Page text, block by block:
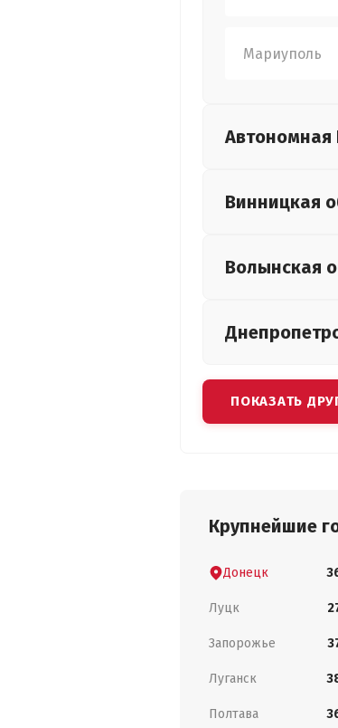
Мариуполь
Автономная
Винницкая
Волынская
ПОКАЗАТЬ
Крупнейшие
Донецк
Луцк
Запорожье
Луганск
Полтава